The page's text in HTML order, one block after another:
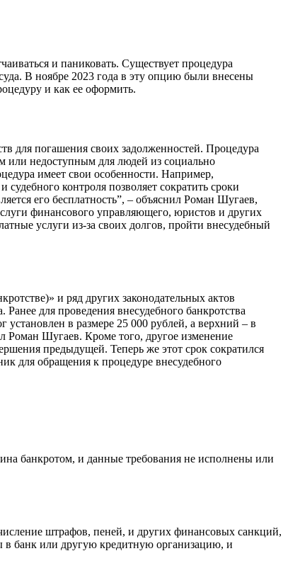
и паниковать. Существует процедура
В ноябре 2023 года в эту опцию были внесены
и как ее оформить.
для погашения своих задолженностей. Процедура
или недоступным для людей из социально
имеет свои особенности. Например,
контроля позволяет сократить сроки
его бесплатность”, – объяснил Роман Шугаев,
финансового управляющего, юристов и других
услуги из-за своих долгов, пройти внесудебный
и ряд других законодательных актов
для проведения внесудебного банкротства
в размере 25 000 рублей, а верхний – в
Роман Шугаев. Кроме того, другое изменение
предыдущей. Теперь же этот срок сократился
для обращения к процедуре внесудебного
банкротом, и данные требования не исполнены или
штрафов, пеней, и других финансовых санкций,
в банк или другую кредитную организацию, и